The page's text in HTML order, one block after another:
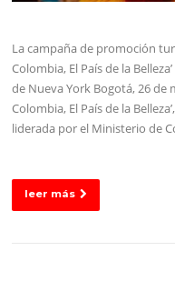
La campaña de promoción
Colombia, El País de la
de Nueva York Bogotá, 26 de
Colombia, El País de la
liderada por el Ministerio de
leer más